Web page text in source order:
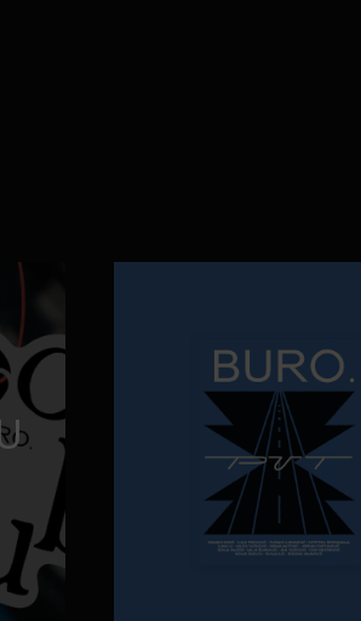
NAJČISTIJA
KOJA